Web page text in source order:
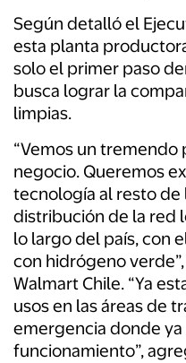
Según detalló el
esta planta
solo el primer paso
busca lograr la
limpias.
“Vemos un
negocio. Queremos
tecnología al resto de
distribución de la red
lo largo del país, con
con hidrógeno
Walmart Chile. “Ya
usos en las áreas de
emergencia donde
funcionamiento”,